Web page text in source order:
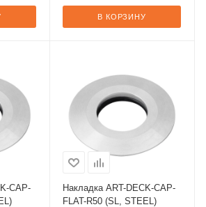
В КОРЗИНУ
CAP-
Накладка ART-DECK-CAP-
FLAT-R50 (SL, STEEL)